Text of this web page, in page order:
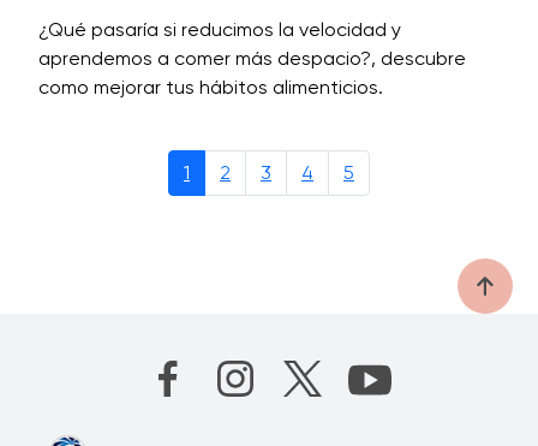
¿Qué pasaría si reducimos la velocidad y
aprendemos a comer más despacio?, descubre
como mejorar tus hábitos alimenticios.
1 2 3 4 5